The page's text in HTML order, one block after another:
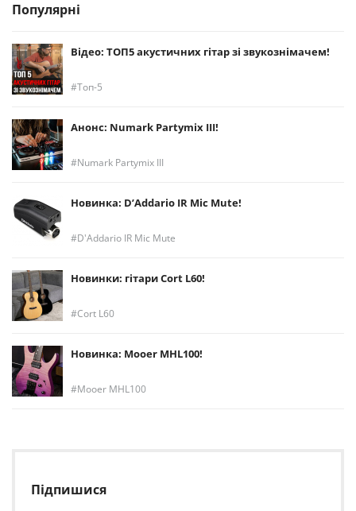
Популярні
Відео: ТОП5 акустичних гітар зі звукознімачем!
Топ-5
Анонс: Numark Partymix III!
Numark Partymix III
Новинка: D’Addario IR Mic Mute!
D'Addario IR Mic Mute
Новинки: гітари Cort L60!
Cort L60
Новинка: Mooer MHL100!
Mooer MHL100
Підпишися